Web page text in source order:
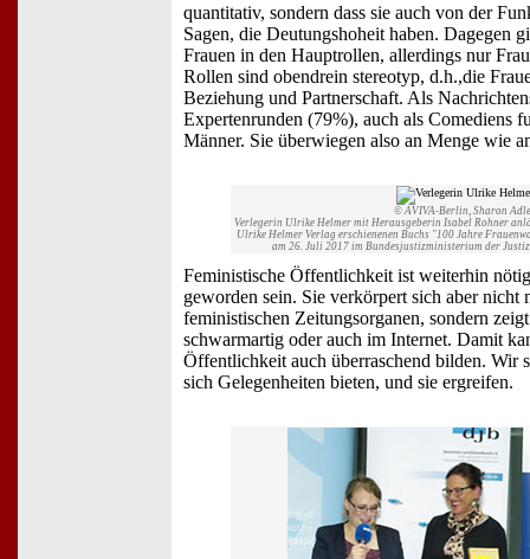
quantitativ, sondern dass sie auch von der
Sagen, die Deutungshoheit haben. Dagegen
Frauen in den Hauptrollen, allerdings nur
Rollen sind obendrein stereotyp, d.h.,die
Beziehung und Partnerschaft. Als
Expertenrunden (79%), auch als Comediens
Männer. Sie überwiegen also an Menge wie
© AVIVA-Berlin, Sharon
Verlegerin Ulrike Helmer mit Herausgeberin Isabel Rohner
Ulrike Helmer Verlag erschienenen Buchs "100 Jahre
am 26. Juli 2017 im Bundesjustizministerium der
Feministische Öffentlichkeit ist weiterhin
geworden sein. Sie verkörpert sich aber nicht
feministischen Zeitungsorganen, sondern
schwarmartig oder auch im Internet. Damit
Öffentlichkeit auch überraschend bilden. Wir
sich Gelegenheiten bieten, und sie ergreifen.